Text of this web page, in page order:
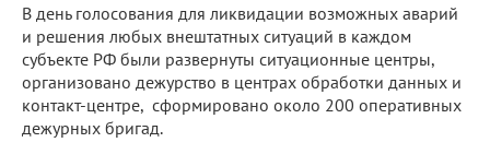
В день голосования для ликвидации возможных аварий
и решения любых внештатных ситуаций в каждом
субъекте РФ были развернуты ситуационные центры,
организовано дежурство в центрах обработки данных и
контакт-центре, сформировано около 200 оперативных
дежурных бригад.